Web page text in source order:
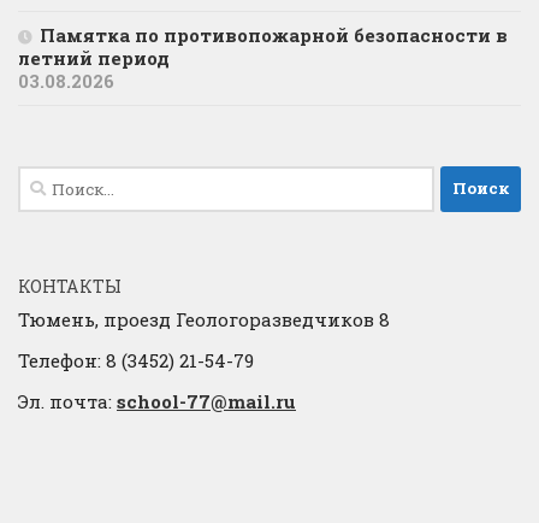
Памятка по противопожарной безопасности в
летний период
03.08.2026
Найти:
КОНТАКТЫ
Тюмень, проезд Геологоразведчиков 8
Телефон: 8 (3452) 21-54-79
Эл. почта: school-77@mail.ru